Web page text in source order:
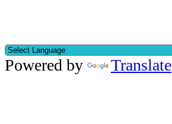
Powered by Translate